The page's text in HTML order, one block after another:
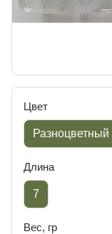
Цвет
Разноцветный
Длина
7
Вес, гр